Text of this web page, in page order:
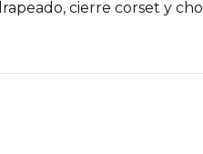
cierre corset y